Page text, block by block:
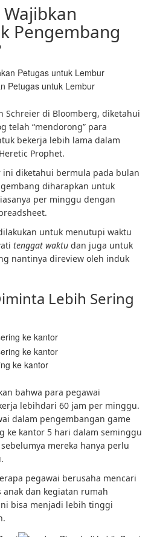
Pengembang
Petugas untuk Lembur
Schreier di Bloomberg, diketahui
telah “mendorong” para
bekerja lebih lama dalam
Prophet.
diketahui bermula pada bulan
diharapkan untuk
per minggu dengan
untuk menutupi waktu
tenggat waktu dan juga untuk
nantinya direview oleh induk
Lebih Sering
ke kantor
bahwa para pegawai
lebihdari 60 jam per minggu.
dalam pengembangan game
ke kantor 5 hari dalam seminggu
mereka hanya perlu
pegawai berusaha mencari
dan kegiatan rumah
bisa menjadi lebih tinggi